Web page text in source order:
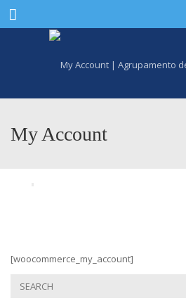
Menu
My Account
[woocommerce_my_account]